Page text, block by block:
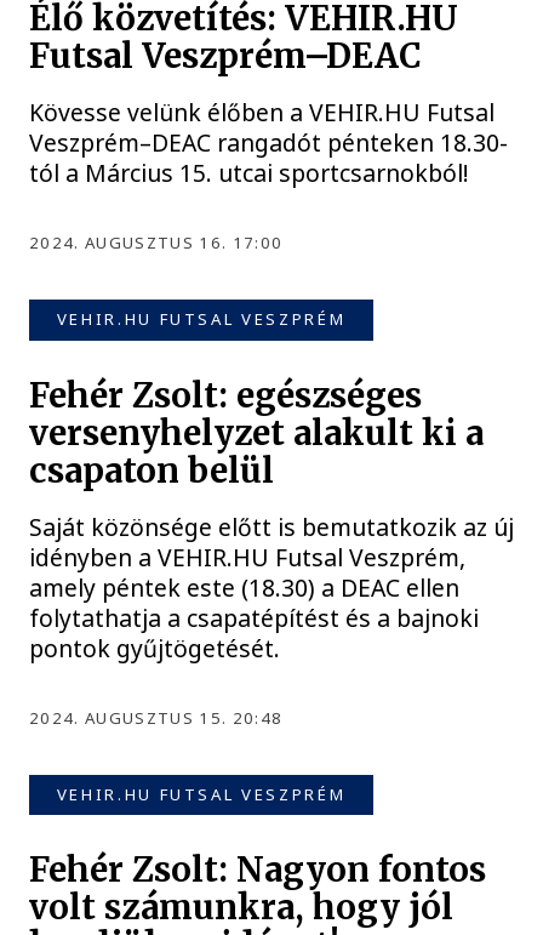
Élő közvetítés: VEHIR.HU
Futsal Veszprém–DEAC
Kövesse velünk élőben a VEHIR.HU Futsal
Veszprém–DEAC rangadót pénteken 18.30-
tól a Március 15. utcai sportcsarnokból!
2024. AUGUSZTUS 16. 17:00
VEHIR.HU FUTSAL VESZPRÉM
Fehér Zsolt: egészséges
versenyhelyzet alakult ki a
csapaton belül
Saját közönsége előtt is bemutatkozik az új
idényben a VEHIR.HU Futsal Veszprém,
amely péntek este (18.30) a DEAC ellen
folytathatja a csapatépítést és a bajnoki
pontok gyűjtögetését.
2024. AUGUSZTUS 15. 20:48
VEHIR.HU FUTSAL VESZPRÉM
Fehér Zsolt: Nagyon fontos
volt számunkra, hogy jól